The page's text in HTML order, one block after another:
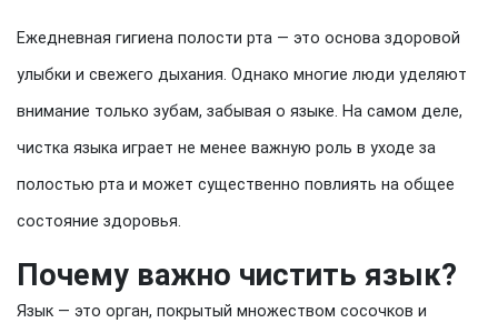
Ежедневная гигиена полости рта — это основа здоровой
улыбки и свежего дыхания. Однако многие люди уделяют
внимание только зубам, забывая о языке. На самом деле,
чистка языка играет не менее важную роль в уходе за
полостью рта и может существенно повлиять на общее
состояние здоровья.
Почему важно чистить язык?
Язык — это орган, покрытый множеством сосочков и